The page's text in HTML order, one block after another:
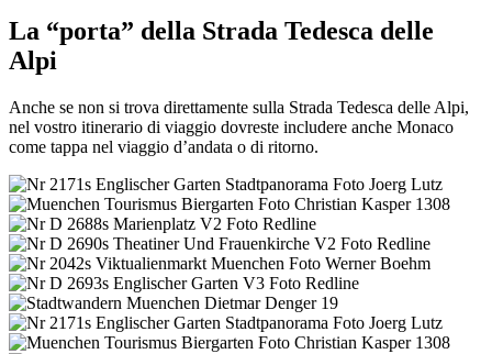
La “porta” della Strada Tedesca delle
Alpi
Anche se non si trova direttamente sulla Strada Tedesca delle Alpi,
nel vostro itinerario di viaggio dovreste includere anche Monaco
come tappa nel viaggio d’andata o di ritorno.